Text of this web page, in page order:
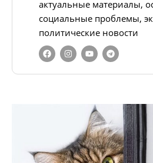
актуальные материалы,
социальные проблемы,
политические новости